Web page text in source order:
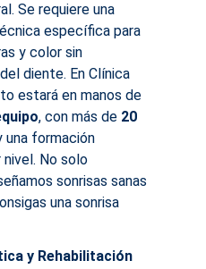
Se requiere una
específica para
y color sin
diente. En Clínica
estará en manos de
, con más de 20
una formación
No solo
sonrisas sanas
una sonrisa
y Rehabilitación